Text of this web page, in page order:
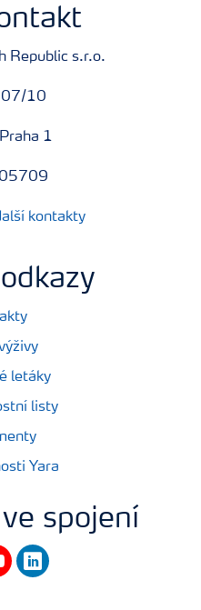
Republic s.r.o.
10
1
kontakty
letáky
listy
Yara
spojení
linkedin